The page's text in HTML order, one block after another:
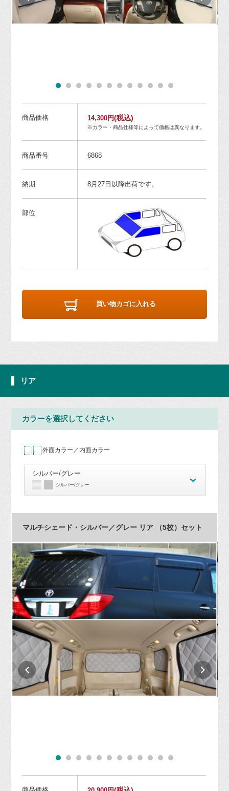
商品価格 14,300円(税込)
※カラー・商品仕様等によって価格は異なります。
商品番号 6868
納期 8月27日以降出荷です。
部位
買い物カゴに入れる
リア
カラーを選択してください
外面カラー／内面カラー
シルバー/グレー
シルバー/グレー
マルチシェード・シルバー／グレー リア （5枚）セット